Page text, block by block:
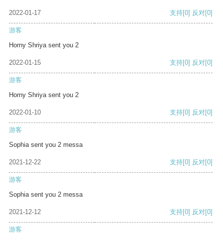
2022-01-17 支持[0] 反对[0]
游客
Horny Shriya sent you 2
2022-01-15 支持[0] 反对[0]
游客
Horny Shriya sent you 2
2022-01-10 支持[0] 反对[0]
游客
Sophia sent you 2 messa
2021-12-22 支持[0] 反对[0]
游客
Sophia sent you 2 messa
2021-12-12 支持[0] 反对[0]
游客